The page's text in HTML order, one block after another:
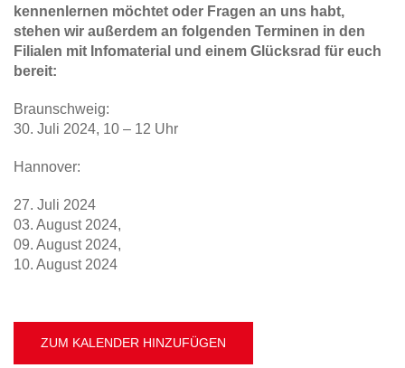
kennenlernen möchtet oder Fragen an uns habt,
stehen wir außerdem an folgenden Terminen in den
Filialen mit Infomaterial und einem Glücksrad für euch
bereit:
Braunschweig:
30. Juli 2024, 10 – 12 Uhr
Hannover:
27. Juli 2024
03. August 2024,
09. August 2024,
10. August 2024
ZUM KALENDER HINZUFÜGEN